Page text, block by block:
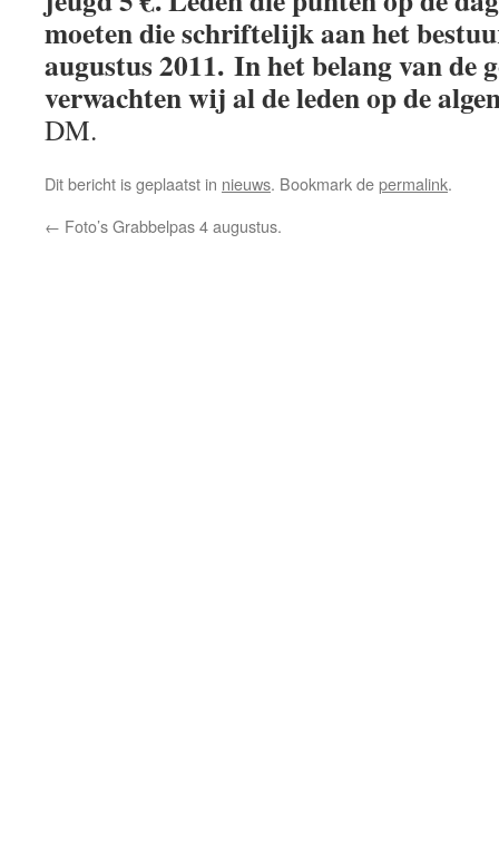
moeten die schriftelijk aan het
augustus 2011. In het belang van de
verwachten wij al de leden op de
DM.
Dit bericht is geplaatst in nieuws. Bookmark depermalink.
← Foto’s Grabbelpas 4 augustus.